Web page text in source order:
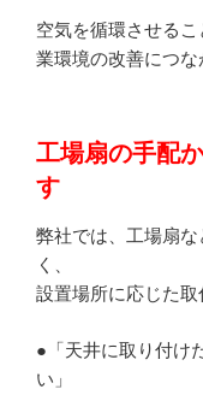
空気を循環させる
業環境の改善につな
工場扇の手配
す
弊社では、工場扇
く、
設置場所に応じた取
●「天井に取り付け
い」